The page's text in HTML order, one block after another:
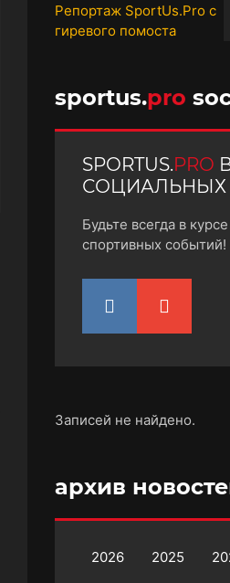
sportus.pro
SPORTUS.PRO
СОЦИАЛЬНЫХ
Будьте всегда в
спортивных
Записей не найдено.
архив
2026 2025